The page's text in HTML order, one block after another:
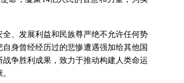
、发展利益和民族尊严绝不允许任何势
身曾经经历过的悲惨遭遇强加给其他国
争胜利成果，致力于推动构建人类命运